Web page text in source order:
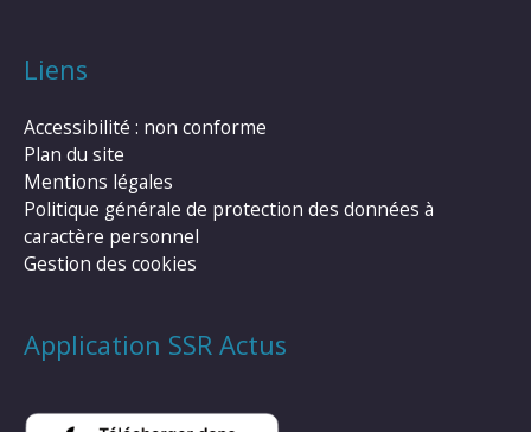
Liens
Accessibilité : non conforme
Plan du site
Mentions légales
Politique générale de protection des données à
caractère personnel
Gestion des cookies
Application SSR Actus